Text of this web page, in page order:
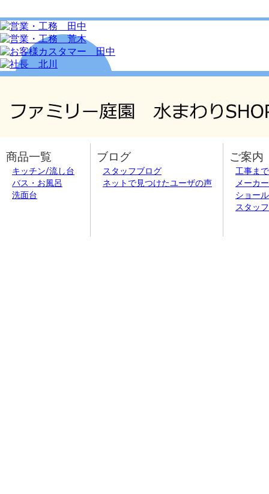
商品一覧
キッチン/流し台
バス・お風呂
洗面台
ブログ
スタッフブログ
ネットで見つけたユーザの声
ご案内
工事ま
メーカ
ショー
スタッ